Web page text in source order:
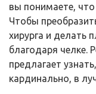
вы понимаете,
Чтобы
хирурга и делать
благодаря
предлагает
кардинально, в